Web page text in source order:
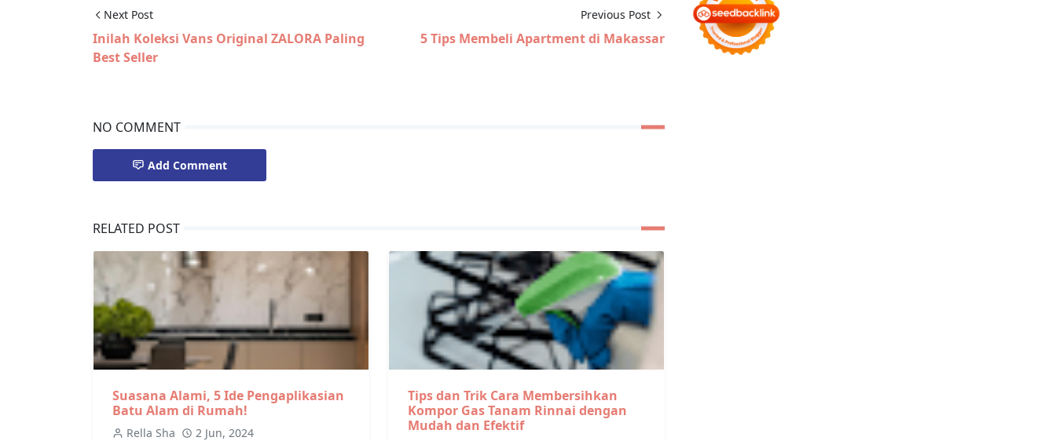
Next Post
Inilah Koleksi Vans Original ZALORA Paling
Best Seller
Previous Post
5 Tips Membeli Apartment di Makassar
NO COMMENT
Add Comment
RELATED POST
Suasana Alami, 5 Ide Pengaplikasian
Batu Alam di Rumah!
Rella Sha 2 Jun, 2024
Tips dan Trik Cara Membersihkan
Kompor Gas Tanam Rinnai dengan
Mudah dan Efektif